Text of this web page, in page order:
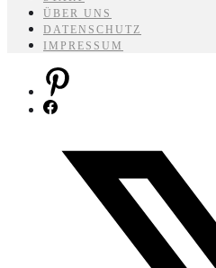
ÜBER UNS
DATENSCHUTZ
IMPRESSUM